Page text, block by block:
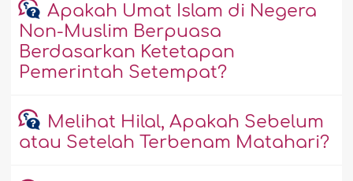
Apakah Umat Islam di Negera
Non-Muslim Berpuasa
Berdasarkan Ketetapan
Pemerintah Setempat?
Melihat Hilal, Apakah Sebelum
atau Setelah Terbenam Matahari?